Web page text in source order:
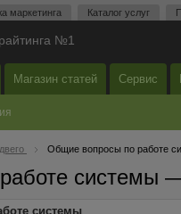
маркетинга Каталог услуг
№1
Магазин статей Сервис
Общие вопросы по работе
системы
системы